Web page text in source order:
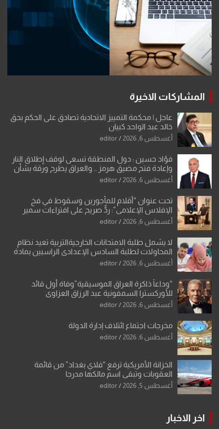
المشاركات الاخيرة
عاجل | محكمة التمييز الاتحادية تصادق على الحكم بحق
خالد عبد الواحد كبيان
أغسطس 6, 2026 editor
فؤاد حسين : دول المنطقة تسعى لوقف إطلاق النار
وإعادة فتح مضيق هرمز .. والعراق يطرح ورقة بشأن
تحولات القدس
أغسطس 6, 2026 editor
تحت عنوان “أقلام للمأجورين وسقوط في فخ
الإفلاس الإعلامي”: ردٌّ صريح على افتراءات سمير
الشكرجي
أغسطس 6, 2026 editor
لا يشمل طلبة الامتحانات الخارجيةالتربية تعيد نظام
المحاولات لطلبة السادس الإعدادي الراسبين بمادة
أو مادتين
أغسطس 6, 2026 editor
“وداعاً ذاكرة العراق الموسيقية”وفاة أول قائد
للأوركسترا السمفونية عبد الرزاق العزاوي
أغسطس 6, 2026 editor
مخرجات اجتماع ائتلاف إدارة الدولة
أغسطس 6, 2026 editor
الخزانة الأمريكية ترفع “فلاي بغداد” من قائمة
العقوبات وتبقي اسم مالكها مدرجا
أغسطس 5, 2026 editor
اخر الاخبار